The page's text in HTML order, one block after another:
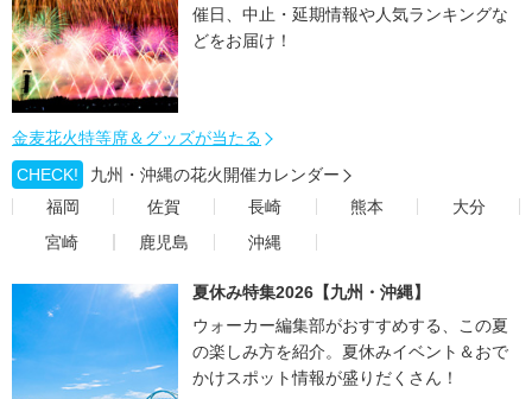
催日、中止・延期情報や人気ランキングな
どをお届け！
金麦花火特等席＆グッズが当たる
CHECK!
九州・沖縄の花火開催カレンダー
福岡
佐賀 長崎 熊本
大分
宮崎
鹿児島 沖縄
夏休み特集2026【九州・沖縄】
ウォーカー編集部がおすすめする、この夏
の楽しみ方を紹介。夏休みイベント＆おで
かけスポット情報が盛りだくさん！